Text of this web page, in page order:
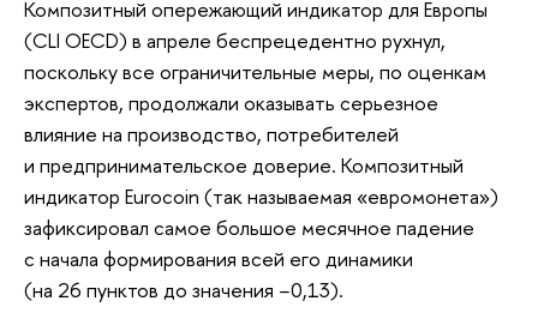
Композитный опережающий индикатор для Европы
(CLI OECD) в апреле беспрецедентно рухнул,
поскольку все ограничительные меры, по оценкам
экспертов, продолжали оказывать серьезное
влияние на производство, потребителей
и предпринимательское доверие. Композитный
индикатор Eurocoin (так называемая «евромонета»)
зафиксировал самое большое месячное падение
с начала формирования всей его динамики
(на 26 пунктов до значения −0,13).